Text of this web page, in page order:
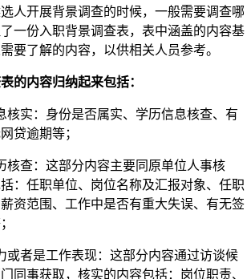
人开展背景调查的时候，一般需要调查哪
一份入职背景调查表，表中涵盖的内容基
要了解的内容，以供相关人员参考。
内容归纳起来包括：
实：身份是否属实、学历信息核查、有
贷逾期等；
查：这部分内容主要同原单位人事核
：任职单位、岗位名称及汇报对象、任职
资范围、工作中是否有重大失误、有无签
者是工作表现：这部分内容通过访谈候
同事获取，核实的内容包括：岗位职责、